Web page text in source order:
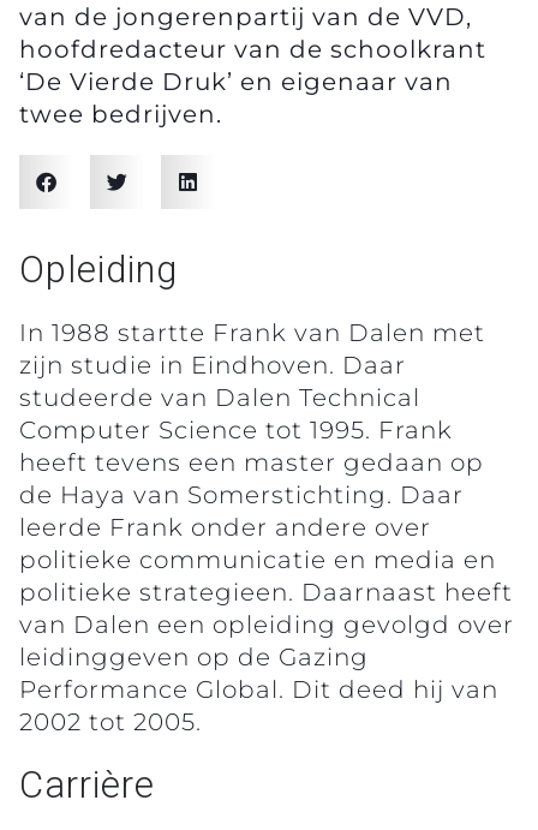
van de jongerenpartij van de VVD,
hoofdredacteur van de schoolkrant
‘De Vierde Druk’ en eigenaar van
twee bedrijven.
Opleiding
In 1988 startte Frank van Dalen met
zijn studie in Eindhoven. Daar
studeerde van Dalen Technical
Computer Science tot 1995. Frank
heeft tevens een master gedaan op
de Haya van Somerstichting. Daar
leerde Frank onder andere over
politieke communicatie en media en
politieke strategieen. Daarnaast heeft
van Dalen een opleiding gevolgd over
leidinggeven op de Gazing
Performance Global. Dit deed hij van
2002 tot 2005.
Carrière